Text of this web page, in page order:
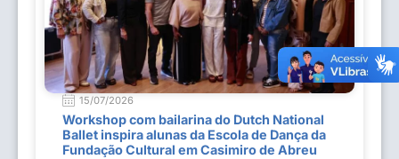
15/07/2026
Workshop com bailarina do Dutch National
Ballet inspira alunas da Escola de Dança da
Fundação Cultural em Casimiro de Abreu